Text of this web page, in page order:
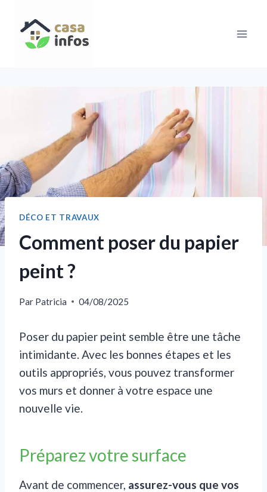
contenu
DÉCO ET TRAVAUX
Comment poser du papier
peint ?
Par Patricia 04/08/2025
Poser du papier peint semble être une tâche
intimidante. Avec les bonnes étapes et les
outils appropriés, vous pouvez transformer
vos murs et donner à votre espace une
nouvelle vie.
Préparez votre surface
Avant de commencer, assurez-vous que vos